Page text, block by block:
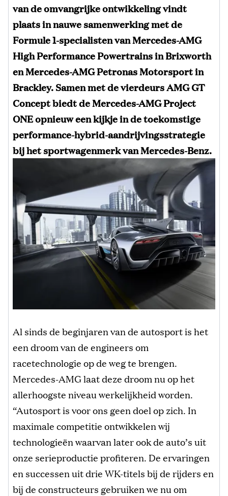
van de omvangrijke ontwikkeling vindt
plaats in nauwe samenwerking met de
Formule 1-specialisten van Mercedes-AMG
High Performance Powertrains in Brixworth
en Mercedes-AMG Petronas Motorsport in
Brackley. Samen met de vierdeurs AMG GT
Concept biedt de Mercedes-AMG Project
ONE opnieuw een kijkje in de toekomstige
performance-hybrid-aandrijvingsstrategie
bij het sportwagenmerk van Mercedes-Benz.
Al sinds de beginjaren van de autosport is het
een droom van de engineers om
racetechnologie op de weg te brengen.
Mercedes-AMG laat deze droom nu op het
allerhoogste niveau werkelijkheid worden.
“Autosport is voor ons geen doel op zich. In
maximale competitie ontwikkelen wij
technologieën waarvan later ook de auto’s uit
onze serieproductie profiteren. De ervaringen
en successen uit drie WK-titels bij de rijders en
bij de constructeurs gebruiken we nu om